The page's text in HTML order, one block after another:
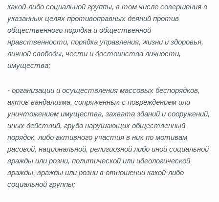
какой-либо социальной группы, в том числе совершения в
указанных целях противоправных деяний против
общественного порядка и общественной
нравственности, порядка управления, жизни и здоровья,
личной свободы, чести и достоинства личности,
имущества;
- организации и осуществления массовых беспорядков,
актов вандализма, сопряженных с повреждением или
уничтожением имущества, захвата зданий и сооружений,
иных действий, грубо нарушающих общественный
порядок, либо активного участия в них по мотивам
расовой, национальной, религиозной либо иной социальной
вражды или розни, политической или идеологической
вражды, вражды или розни в отношении какой-либо
социальной группы;